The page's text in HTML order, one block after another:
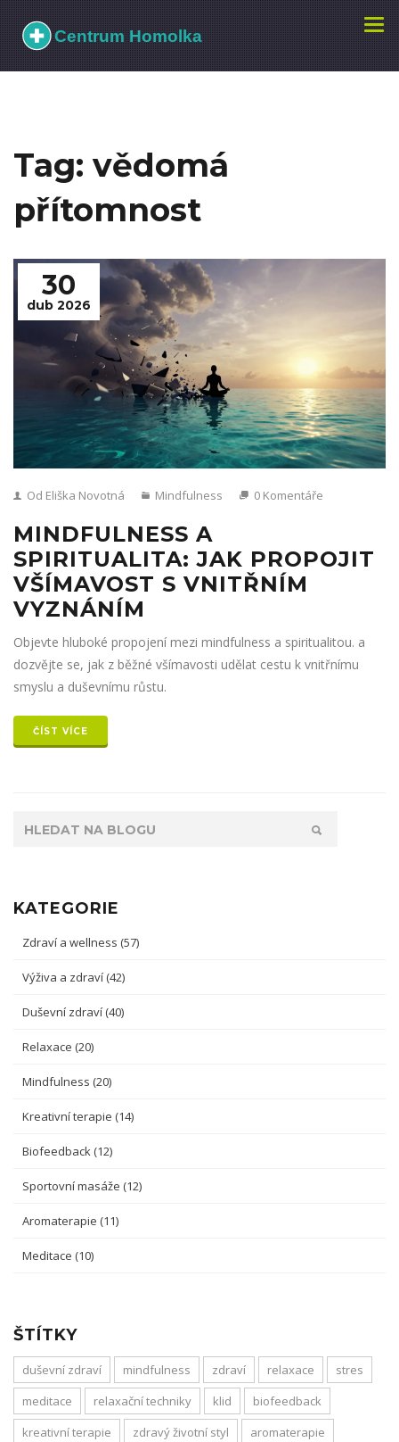
Tag: vědomá
přítomnost
30
dub 2026
Od Eliška Novotná Mindfulness 0 Komentáře
MINDFULNESS A
SPIRITUALITA: JAK PROPOJIT
VŠÍMAVOST S VNITŘNÍM
VYZNÁNÍM
Objevte hluboké propojení mezi mindfulness a spiritualitou. a
dozvějte se, jak z běžné všímavosti udělat cestu k vnitřnímu
smyslu a duševnímu růstu.
ČÍST VÍCE
KATEGORIE
Zdraví a wellness (57)
Výživa a zdraví (42)
Duševní zdraví (40)
Relaxace (20)
Mindfulness (20)
Kreativní terapie (14)
Biofeedback (12)
Sportovní masáže (12)
Aromaterapie (11)
Meditace (10)
ŠTÍTKY
duševní zdraví mindfulness zdraví relaxace
stres
meditace
relaxační techniky klid
biofeedback
kreativní terapie
zdravý životní styl
aromaterapie